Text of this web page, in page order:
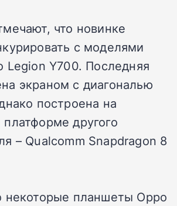
что новинке
с моделями
Legion Y700. Последняя
экраном с диагональю
построена на
другого
– Qualcomm Snapdragon 8
некоторые планшеты Oppo